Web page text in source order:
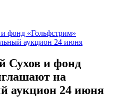
Сухов и фонд
на
аукцион 24 июня